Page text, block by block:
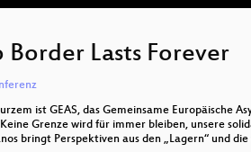
On Mars (Theater, 60 min)
UND WIDERSTAND VON LISA
Owns the Stage?
Border Lasts Forever
ist GEAS, das Gemeinsame Europäische
Grenze wird für immer bleiben, unsere
bringt Perspektiven aus den „Lagern“ und